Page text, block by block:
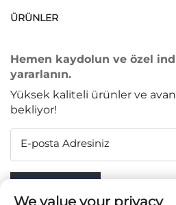
ÜRÜNLER
Hemen kaydolun ve özel
yararlanın.
Yüksek kaliteli ürünler ve
bekliyor!
E-posta Adresiniz
We value your privacy